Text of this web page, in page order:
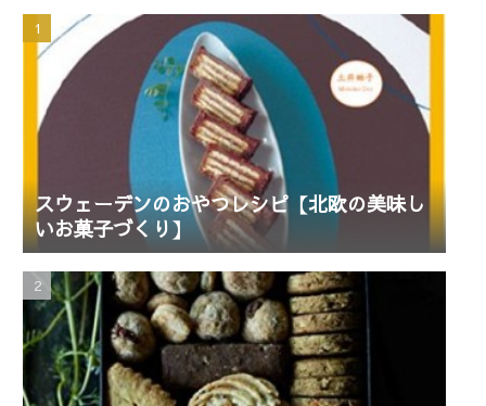
スウェーデンのおやつレシピ【北欧の美味し
いお菓子づくり】